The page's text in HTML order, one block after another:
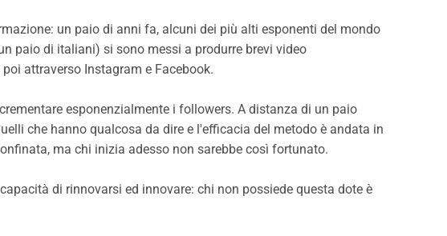
un paio di anni fa, alcuni dei più alti esponenti del mondo
paio di italiani) si sono messi a produrre brevi video
attraverso Instagram e Facebook.
esponenzialmente i followers. A distanza di un paio
che hanno qualcosa da dire e l'efficacia del metodo è andata in
ma chi inizia adesso non sarebbe così fortunato.
di rinnovarsi ed innovare: chi non possiede questa dote è